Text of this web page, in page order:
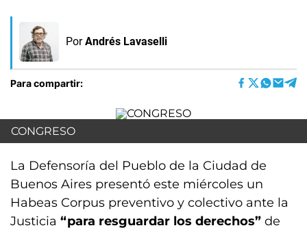
Por Andrés Lavaselli
Para compartir:
CONGRESO
La Defensoría del Pueblo de la Ciudad de
Buenos Aires presentó este miércoles un
Habeas Corpus preventivo y colectivo ante la
Justicia “para resguardar los derechos” de